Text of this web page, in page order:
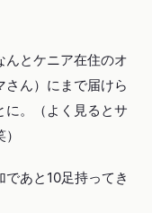
んとケニア在住のオ
ん）にまで届けら
に。（よく見るとサ
あと10足持ってき